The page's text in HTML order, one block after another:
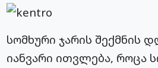
სომხური ჯარის შექმნის
იანვარი ითვლება, როცა